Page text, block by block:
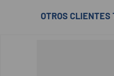
OTROS